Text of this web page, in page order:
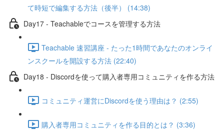
て時短で編集する方法（後半） (14:38)
Day17 - Teachableでコースを管理する方法
Teachable 速習講座 - たった1時間であなたのオンライ
ンスクールを開設する方法 (22:40)
Day18 - Discordを使って購入者専用コミュニティを作る方法
コミュニティ運営にDiscordを使う理由は？ (2:55)
購入者専用コミュニティを作る目的とは？ (3:36)